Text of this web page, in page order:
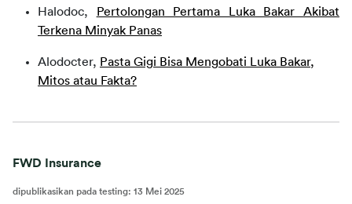
Halodoc, Pertolongan Pertama Luka Bakar Akibat
Terkena Minyak Panas
Alodocter, Pasta Gigi Bisa Mengobati Luka Bakar,
Mitos atau Fakta?
FWD Insurance
dipublikasikan pada testing: 13 Mei 2025